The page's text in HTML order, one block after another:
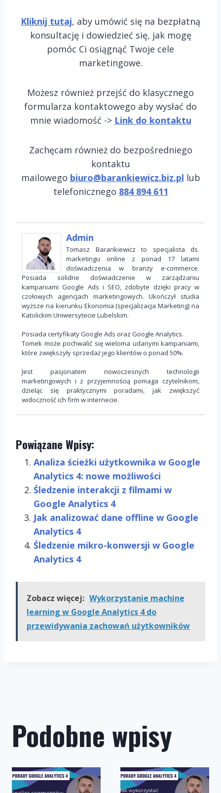
Kliknij tutaj, aby umówić się na bezpłatną
konsultację i dowiedzieć się, jak mogę
pomóc Ci osiągnąć Twoje cele
marketingowe.
Możesz również przejść do klasycznego
formularza kontaktowego aby wysłać do
mnie wiadomość -> Link do kontaktu
Zachęcam również do bezpośredniego
kontaktu
mailowego biuro@barankiewicz.biz.pl lub
telefonicznego 884 894 611
Admin
Tomasz Barankiewicz to specjalista ds.
marketingu online z ponad 17 latami
doświadczenia w branży e-commerce.
Posiada solidne doświadczenie w zarządzaniu
kampaniami Google Ads i SEO, zdobyte dzięki pracy w
czołowych agencjach marketingowych. Ukończył studia
wyższe na kierunku Ekonomia (specjalizacja Marketing) na
Katolickim Uniwersytecie Lubelskim.
Posiada certyfikaty Google Ads oraz Google Analytics.
Tomek może pochwalić się wieloma udanymi kampaniami,
które zwiększyły sprzedaż jego klientów o ponad 50%.
Jest pasjonatem nowoczesnych technologii
marketingowych i z przyjemnością pomaga czytelnikom,
dzieląc się praktycznymi poradami, jak zwiększyć
widoczność ich firm w internecie.
Powiązane Wpisy:
Analiza ścieżki użytkownika w Google
Analytics 4: nowe możliwości
Śledzenie interakcji z filmami w
Google Analytics 4
Jak analizować dane offline w Google
Analytics 4
Śledzenie mikro-konwersji w Google
Analytics 4
Zobacz więcej: Wykorzystanie machine
learning w Google Analytics 4 do
przewidywania zachowań użytkowników
Podobne wpisy